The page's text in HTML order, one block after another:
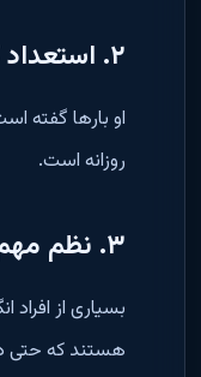
۲. استعداد کافی نیست
او بارها گفته
روزانه است.
۳. نظم مهم‌تر از انگیزه است
بسیاری از افراد
هستند که حتی